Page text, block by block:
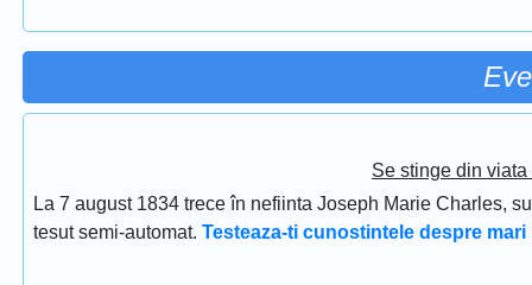
Se stinge din
La 7 august 1834 trece în nefiinta Joseph Marie Charles,
tesut semi-automat. Testeaza-ti cunostintele despre